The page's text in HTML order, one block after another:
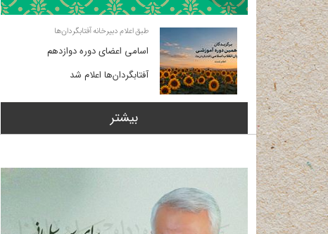
طبق اعلام دبیرخانه آفتابگردان‌ها
اسامی اعضای دوره دوازدهم
آفتابگردان‌ها اعلام شد
بیشتر